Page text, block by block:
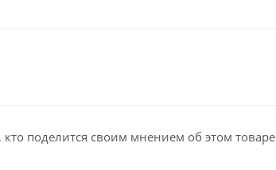
поделится своим мнением об этом товаре